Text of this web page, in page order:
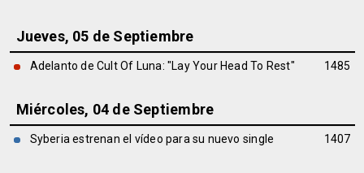
Jueves, 05 de Septiembre
Adelanto de Cult Of Luna: "Lay Your Head To Rest" 1485
Miércoles, 04 de Septiembre
Syberia estrenan el vídeo para su nuevo single 1407